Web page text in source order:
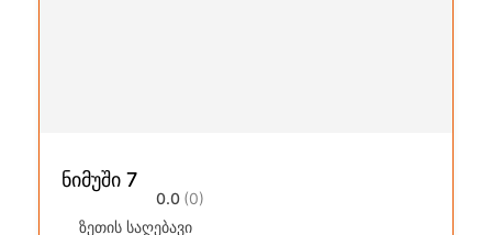
ნიმუში 7
0.0 (0)
ზეთის საღებავი